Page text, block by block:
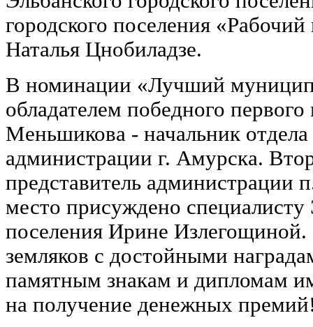
городского поселения
Наталья Цнобиладзе.
В номинации «Лучший
обладателем победного
Меньшикова - начальник
администрации г. Амурска.
представитель администрации
место присуждено специалисту
поселения Ирине
земляков с достойными
памятным знакам и дипломам
на получение денежных